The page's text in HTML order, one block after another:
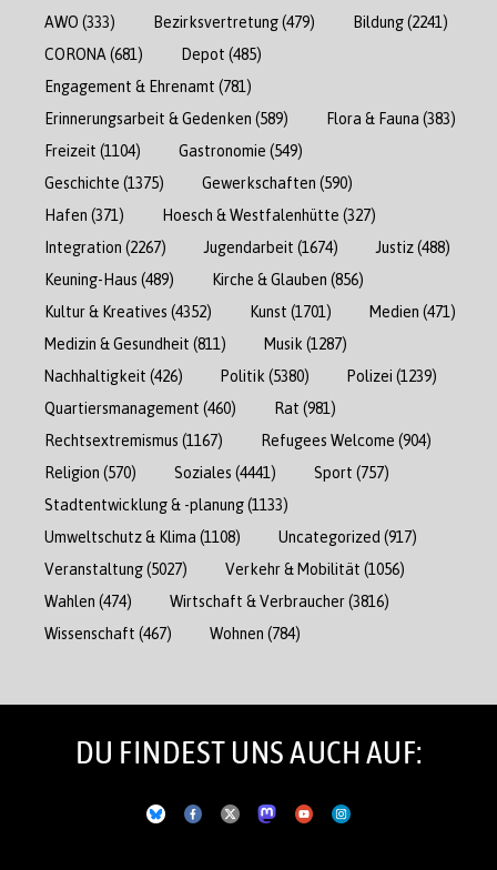
AWO (333) Bezirksvertretung(479) Bildung(2241)
CORONA (681) Depot (485)
Engagement & Ehrenamt (781)
Erinnerungsarbeit & Gedenken (589) Flora & Fauna (383)
Freizeit (1104) Gastronomie (549)
Geschichte (1375) Gewerkschaften (590)
Hafen (371) Hoesch & Westfalenhütte (327)
Integration (2267) Jugendarbeit (1674) Justiz(488)
Keuning-Haus (489) Kirche & Glauben (856)
Kultur & Kreatives (4352) Kunst (1701) Medien (471)
Medizin & Gesundheit (811) Musik (1287)
Nachhaltigkeit (426) Politik (5380) Polizei (1239)
Quartiersmanagement (460) Rat (981)
Rechtsextremismus (1167) Refugees Welcome (904)
Religion (570) Soziales (4441) Sport (757)
Stadtentwicklung & -planung(1133)
Umweltschutz & Klima (1108) Uncategorized (917)
Veranstaltung(5027) Verkehr & Mobilität (1056)
Wahlen (474) Wirtschaft & Verbraucher(3816)
Wissenschaft (467) Wohnen (784)
DU FINDEST UNS AUCH AUF: